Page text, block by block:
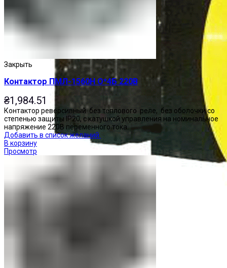
Закрыть
Контактор ПМЛ-1560Н О*4Б 220В
₴1,984.51
Контактор реверсивный без теплового реле, без оболочки со
степенью защиты IP20, с катушкой управления на номинальное
напряжение 220В переменного тока.
Добавить в список желаний
В корзину
Просмотр